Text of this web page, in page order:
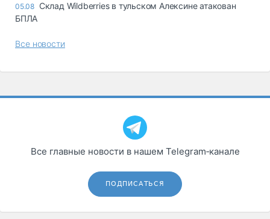
05.08 Склад Wildberries в тульском Алексине атакован
БПЛА
Все новости
Все главные новости в нашем Telegram‑канале
ПОДПИСАТЬСЯ